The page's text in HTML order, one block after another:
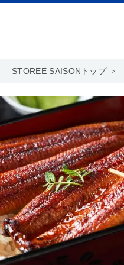
STOREE SAISONトップ